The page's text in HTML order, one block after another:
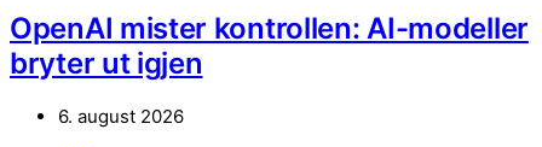
OpenAI mister kontrollen: AI-modeller
bryter ut igjen
6. august 2026